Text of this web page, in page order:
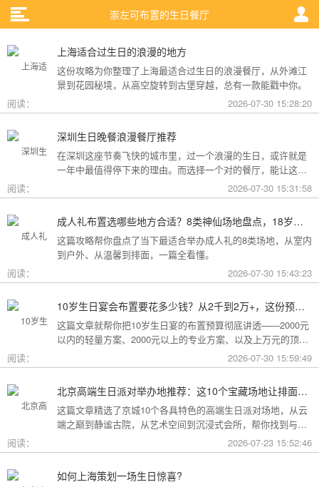
崇左可布置的生日餐厅
上海适合过生日的浪漫的地方
这份攻略为你整理了上海最适合过生日的浪漫餐厅，从外滩江
景到花园秘境，从高空旋转到古堡穿越，总有一款能戳中你。
阅读：
2026-07-30 15:28:20
深圳生日晚餐浪漫餐厅推荐
在深圳这座节奏飞快的城市里，过一个浪漫的生日，或许就是
一年中最值得停下来的理由。而选择一个对的餐厅，能让这一
天从“普通”变成“终生难忘”。无论是俯瞰城市灯火的高空秘境，
还是被鲜花与海风包裹的梦幻露台，深圳从不缺乏仪式感。
阅读： 2026-07-30 15:31:58
成人礼布置选哪些地方合适？8类神仙场地盘点，18岁的仪式感从选对地方开始
这篇攻略帮你盘点了当下最适合举办成人礼的8类场地，从室内
到户外、从温馨到排面，一篇全看懂。
阅读：
2026-07-30 15:43:23
10岁生日宴会布置要花多少钱？从2千到2万+，这份预算攻略讲透了
这篇文章就帮你把10岁生日宴的布置预算彻底讲透——2000元
以内的轻量方案、2000元以上的专业方案、以及上万元的顶配
阅读： 2026-07-30 15:59:49
北京高端生日派对举办地推荐：这10个宝藏场地让排面与品味兼得
这篇文章精选了京城10个各具特色的高端生日派对场地，从云
端之巅到静谧古院，从艺术空间到沉浸式会所，帮你找到与心
阅读： 2026-07-23 15:52:46
如何上海策划一场生日惊喜?